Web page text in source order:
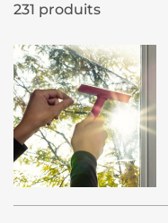
231 produits